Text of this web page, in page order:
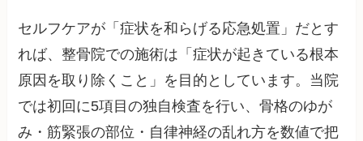
セルフケアが「症状を和らげる応急処置」だとす
れば、整骨院での施術は「症状が起きている根本
原因を取り除くこと」を目的としています。当院
では初回に5項目の独自検査を行い、骨格のゆが
み・筋緊張の部位・自律神経の乱れ方を数値で把